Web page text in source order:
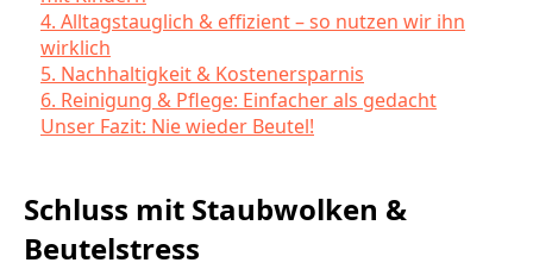
4. Alltagstauglich & effizient – so nutzen wir ihn
wirklich
5. Nachhaltigkeit & Kostenersparnis
6. Reinigung & Pflege: Einfacher als gedacht
Unser Fazit: Nie wieder Beutel!
Schluss mit Staubwolken &
Beutelstress